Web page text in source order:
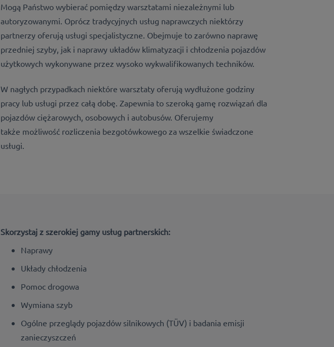
Mogą Państwo wybierać pomiędzy warsztatami niezależnymi lub
autoryzowanymi. Oprócz tradycyjnych usług naprawczych niektórzy
partnerzy oferują usługi specjalistyczne. Obejmuje to zarówno naprawę
przedniej szyby, jak i naprawy układów klimatyzacji i chłodzenia pojazdów
użytkowych wykonywane przez wysoko wykwalifikowanych techników.
W nagłych przypadkach niektóre warsztaty oferują wydłużone godziny
pracy lub usługi przez całą dobę. Zapewnia to szeroką gamę rozwiązań dla
pojazdów ciężarowych, osobowych i autobusów. Oferujemy
także możliwość rozliczenia bezgotówkowego za wszelkie świadczone
usługi.
Skorzystaj z szerokiej gamy usług partnerskich:
Naprawy
Układy chłodzenia
Pomoc drogowa
Wymiana szyb
Ogólne przeglądy pojazdów silnikowych (TÜV) i badania emisji
zanieczyszczeń